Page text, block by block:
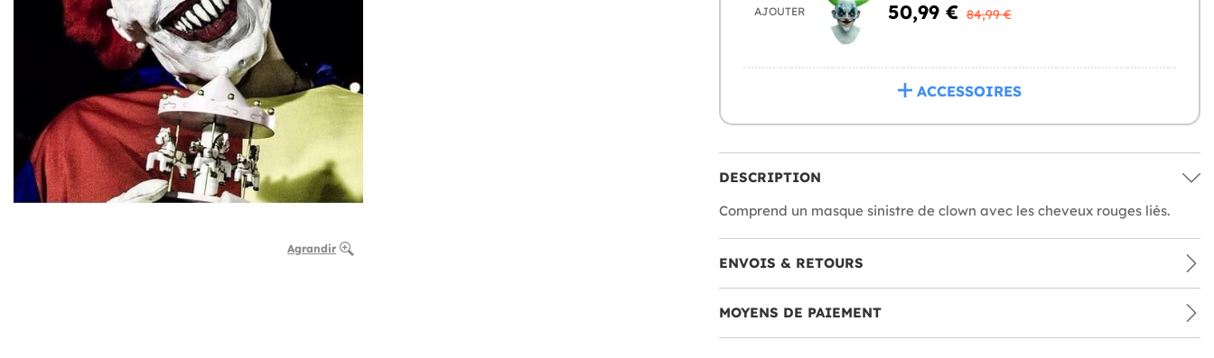
Agrandir
AJOUTER 50,99 € 84,99 €
ACCESSOIRES
DESCRIPTION
Comprend un masque sinistre de clown avec les cheveux rouges liés.
ENVOIS & RETOURS
MOYENS DE PAIEMENT